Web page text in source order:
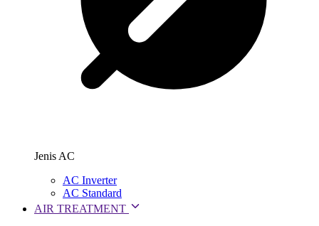
Jenis AC
AC Inverter
AC Standard
AIR TREATMENT